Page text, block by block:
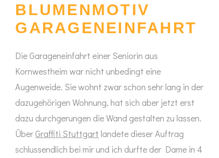
BLUMENMOTIV
GARAGENEINFAHRT
Die Garageneinfahrt einer Seniorin aus
Kornwestheim war nicht unbedingt eine
Augenweide. Sie wohnt zwar schon sehr lang in der
dazugehörigen Wohnung, hat sich aber jetzt erst
dazu durchgerungen die Wand gestalten zu lassen.
Über Graffiti Stuttgart landete dieser Auftrag
schlussendlich bei mir und ich durfte der Dame in 4